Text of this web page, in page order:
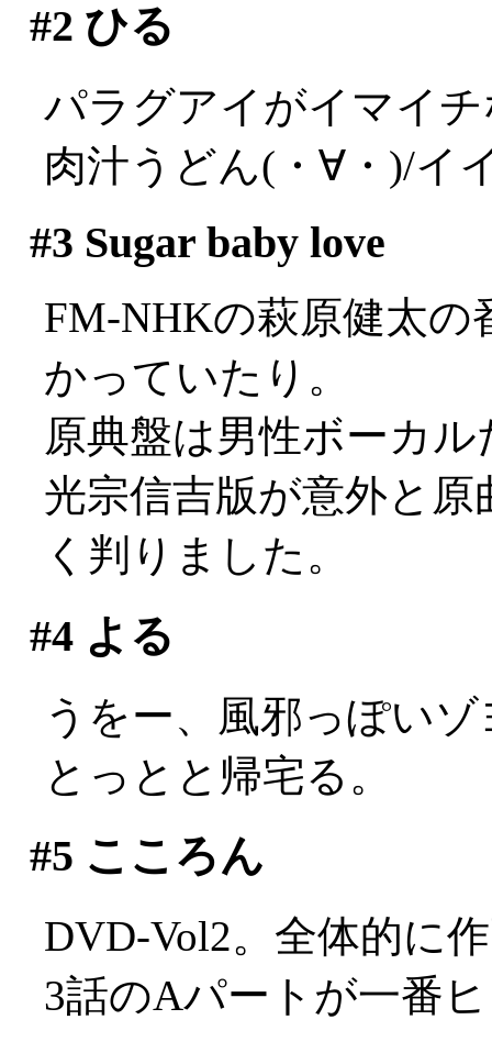
#2 ひる
パラグアイがイマイ
肉汁うどん(・∀・)/イ
#3 Sugar baby love
FM-NHKの萩原健太
かっていたり。
原典盤は男性ボーカ
光宗信吉版が意外と
く判りました。
#4よる
うをー、風邪っぽいゾ
とっとと帰宅る。
#5 こころん
DVD-Vol2。全体的に
3話のAパートが一番